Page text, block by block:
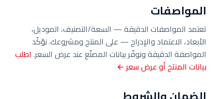
المواصفات
تعتمد المواصفات الدقيقة — السعة/التصنيف، الموديل،
الأبعاد، الاعتماد والإدراج — على المنتج ومشروعك. نؤكّد
المواصفة الدقيقة ونوفّر بيانات المصنّع عند عرض السعر.اطلب
بيانات المنتج أو عرض سعر ←